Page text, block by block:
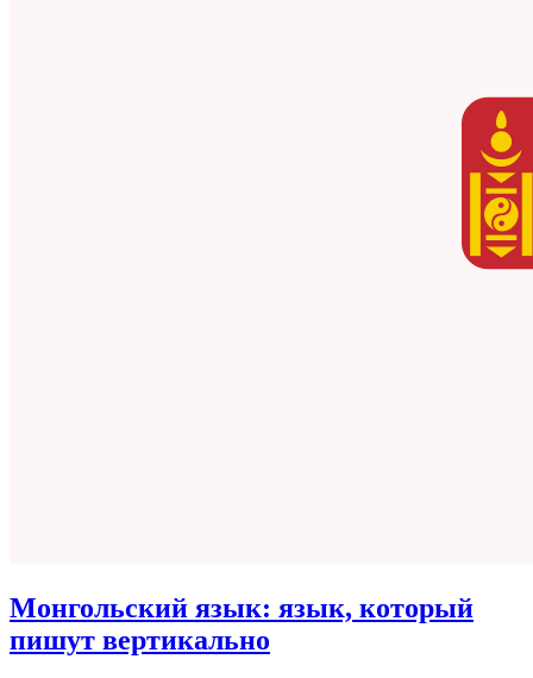
Монгольский язык: язык, который
пишут вертикально